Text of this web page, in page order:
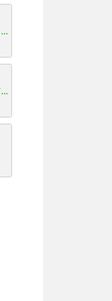
Bus Simulator 2015 — станьте настоящим водителем автобуса!
Мой Говорящий Том 2 – вырасти и воспитай своего котенка